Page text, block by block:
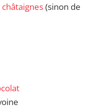
châtaignes(sinon de